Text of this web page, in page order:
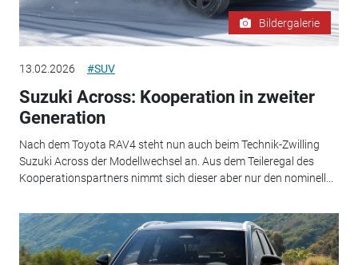
Bildergalerie
13.02.2026 #SUV
Suzuki Across: Kooperation in zweiter
Generation
Nach dem Toyota RAV4 steht nun auch beim Technik-Zwilling
Suzuki Across der Modellwechsel an. Aus dem Teileregal des
Kooperationspartners nimmt sich dieser aber nur den nominell...